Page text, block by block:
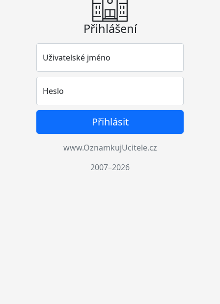
Přihlášení
Uživatelské jméno
Heslo
Přihlásit
www.OznamkujUcitele.cz
2007–2026